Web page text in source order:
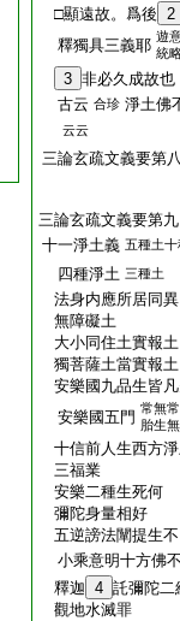
□顯遠故。爲後 2
釋獨具三義耶 遊
統
3 非必久成故也
古云 合珍 淨土佛
云云
三論玄疏文義要第
三論玄疏文義要第九
十一淨土義 五種土十
四種淨土 三種土
法身内應所居同異
無障礙土
大小同住土實報
獨菩薩土當實報土
安樂國九品生皆
安樂國五門 常無
胎生
十信前人生西方
三福業
安樂二種生死何
彌陀身量相好
五逆謗法闡提生不
小乘意明十方佛
釋迦 4 託彌陀二
觀地水滅罪